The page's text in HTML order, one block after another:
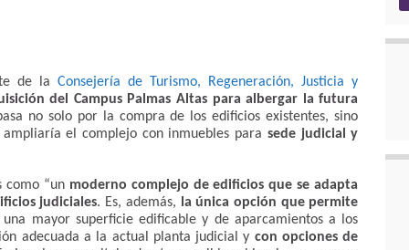
de la Consejería de Turismo, Regeneración, Justicia y
del Campus Palmas Altas para albergar la futura
no solo por la compra de los edificios existentes, sino
el complejo con inmuebles para sede judicial y
como “un moderno complejo de edificios que se adapta
judiciales. Es, además, la única opción que permite
mayor superficie edificable y de aparcamientos a los
adecuada a la actual planta judicial y con opciones de